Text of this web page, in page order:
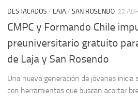
DESTACADOS / LAJA/ SAN ROSENDO 22
CMPC y Formando Chile
preuniversitario gratuito
de Laja y San Rosendo
Una nueva generación de jóvenes inicia
con herramientas que buscan acortar